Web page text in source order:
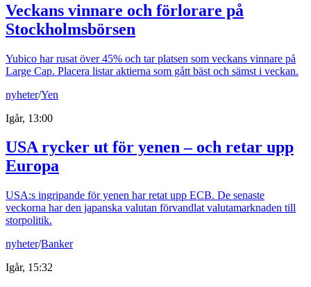
Veckans vinnare och förlorare på
Stockholmsbörsen
Yubico har rusat över 45% och tar platsen som veckans vinnare på
Large Cap. Placera listar aktierna som gått bäst och sämst i veckan.
nyheter/Yen
Igår, 13:00
USA rycker ut för yenen – och retar upp
Europa
USA:s ingripande för yenen har retat upp ECB. De senaste
veckorna har den japanska valutan förvandlat valutamarknaden till
storpolitik.
nyheter/Banker
Igår, 15:32